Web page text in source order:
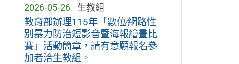
2026-05-26 生教組
教育部辦理115年「數位∕網路性
別暴力防治短影音暨海報繪畫比
賽」活動簡章，請有意願報名參
加者洽生教組。